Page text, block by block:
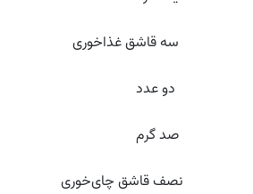
قاشق غذاخوری
دو عدد
صد گرم
نصف قاشق چای‌خوری